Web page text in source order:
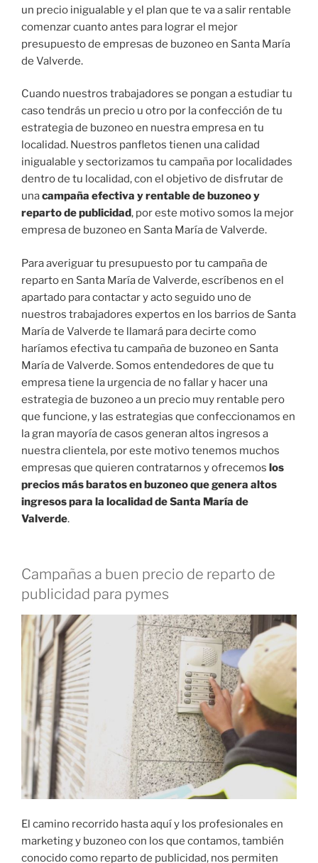
un precio inigualable y el plan que te va a salir rentable
comenzar cuanto antes para lograr el mejor
presupuesto de empresas de buzoneo en Santa María
de Valverde.
Cuando nuestros trabajadores se pongan a estudiar tu
caso tendrás un precio u otro por la confección de tu
estrategia de buzoneo en nuestra empresa en tu
localidad. Nuestros panfletos tienen una calidad
inigualable y sectorizamos tu campaña por localidades
dentro de tu localidad, con el objetivo de disfrutar de
unacampaña efectiva y rentable de buzoneo y
reparto de publicidad, por este motivo somos la mejor
empresa de buzoneo en Santa María de Valverde.
Para averiguar tu presupuesto por tu campaña de
reparto en Santa María de Valverde, escríbenos en el
apartado para contactar y acto seguido uno de
nuestros trabajadores expertos en los barrios de Santa
María de Valverde te llamará para decirte como
haríamos efectiva tu campaña de buzoneo en Santa
María de Valverde. Somos entendedores de que tu
empresa tiene la urgencia de no fallar y hacer una
estrategia de buzoneo a un precio muy rentable pero
que funcione, y las estrategias que confeccionamos en
la gran mayoría de casos generan altos ingresos a
nuestra clientela, por este motivo tenemos muchos
empresas que quieren contratarnos y ofrecemos los
precios más baratos en buzoneo que genera altos
ingresos para la localidad de Santa María de
Valverde.
Campañas a buen precio de reparto de
publicidad para pymes
El camino recorrido hasta aquí y los profesionales en
marketing y buzoneo con los que contamos, también
conocido como reparto de publicidad, nos permiten